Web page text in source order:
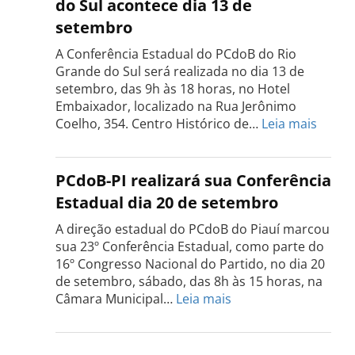
Tocantins
será
realizada
dia
18
de
setembro
do Sul acontece dia 13 de
setembro
A Conferência Estadual do PCdoB do Rio
Grande do Sul será realizada no dia 13 de
setembro, das 9h às 18 horas, no Hotel
Embaixador, localizado na Rua Jerônimo
Coelho, 354. Centro Histórico de… Leia mais
do
PCdoB
Rio
do
Sul
dia
PCdoB-PI realizará sua Conferência
Estadual dia 20 de setembro
A direção estadual do PCdoB do Piauí marcou
sua 23º Conferência Estadual, como parte do
16º Congresso Nacional do Partido, no dia 20
de setembro, sábado, das 8h às 15 horas, na
Câmara Municipal… Leia mais
PI